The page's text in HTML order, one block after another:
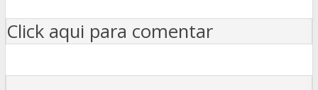
Click aqui para comentar